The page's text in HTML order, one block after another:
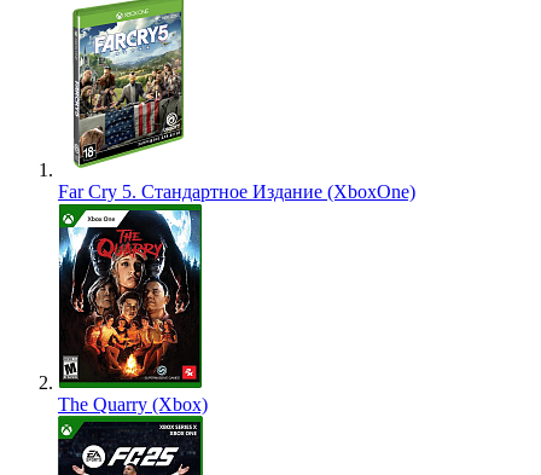
Far Cry 5. Стандартное Издание (XboxOne)
The Quarry (Xbox)